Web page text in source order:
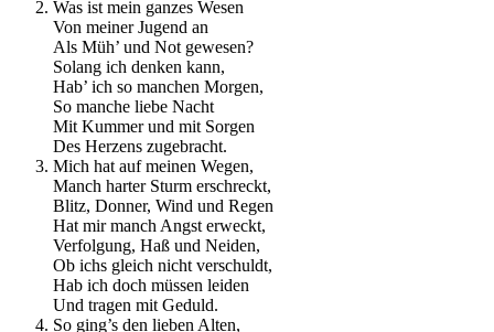
Was ist mein ganzes Wesen
Von meiner Jugend an
Als Müh’ und Not gewesen?
Solang ich denken kann,
Hab’ ich so manchen Morgen,
So manche liebe Nacht
Mit Kummer und mit Sorgen
Des Herzens zugebracht.
Mich hat auf meinen Wegen,
Manch harter Sturm erschreckt,
Blitz, Donner, Wind und Regen
Hat mir manch Angst erweckt,
Verfolgung, Haß und Neiden,
Ob ichs gleich nicht verschuldt,
Hab ich doch müssen leiden
Und tragen mit Geduld.
So ging’s den lieben Alten,